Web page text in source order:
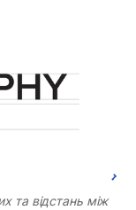
та відстань між